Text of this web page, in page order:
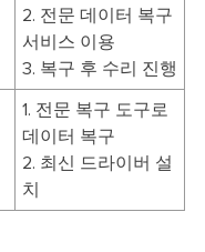
2. 전문 데이터 복구
서비스 이용
3. 복구 후 수리 진행
1. 전문 복구 도구로
데이터 복구
2. 최신 드라이버 설
치